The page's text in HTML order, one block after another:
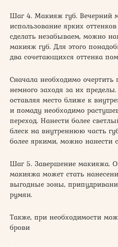
Шаг 4. Макияж губ. Вечерний
использование ярких
сделать незабываем, можно
макияж губ. Для этого
два сочетающихся оттенка
Сначала необходимо
немного заходя за их
оставляя место ближе к
и помаду необходимо
переход. Нанести более
блеск на внутреннюю часть
более яркими, можно нанести
Шаг 5. Завершение макияжа.
макияжа может стать
выгодные зоны,
румян.
Также, при необходимости
брови